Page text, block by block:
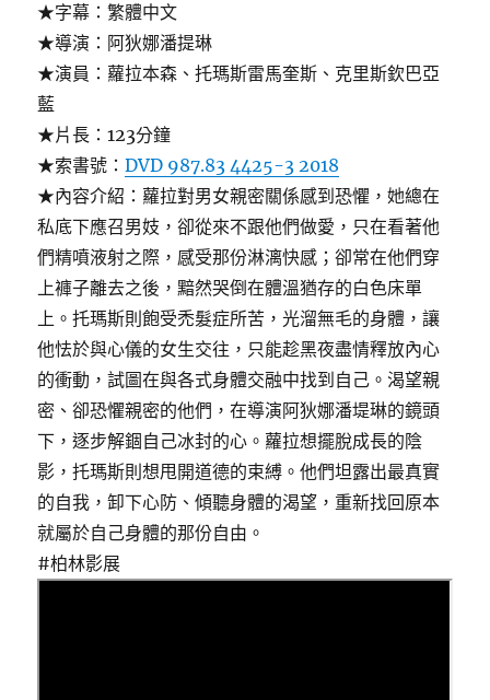
★字幕：繁體中文
★導演：阿狄娜潘提琳
★演員：蘿拉本森、托瑪斯雷馬奎斯、克里斯欽巴亞
藍
★片長：123分鐘
★索書號：DVD 987.83 4425-3 2018
★內容介紹：蘿拉對男女親密關係感到恐懼，她總在
私底下應召男妓，卻從來不跟他們做愛，只在看著他
們精噴液射之際，感受那份淋漓快感；卻常在他們穿
上褲子離去之後，黯然哭倒在體溫猶存的白色床單
上。托瑪斯則飽受禿髮症所苦，光溜無毛的身體，讓
他怯於與心儀的女生交往，只能趁黑夜盡情釋放內心
的衝動，試圖在與各式身體交融中找到自己。渴望親
密、卻恐懼親密的他們，在導演阿狄娜潘堤琳的鏡頭
下，逐步解錮自己冰封的心。蘿拉想擺脫成長的陰
影，托瑪斯則想甩開道德的束縛。他們坦露出最真實
的自我，卸下心防、傾聽身體的渴望，重新找回原本
就屬於自己身體的那份自由。
#柏林影展